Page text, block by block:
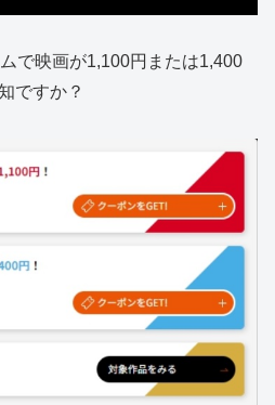
で映画が1,100円または1,400
ですか？